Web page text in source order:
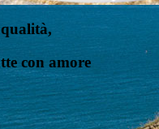
con amore